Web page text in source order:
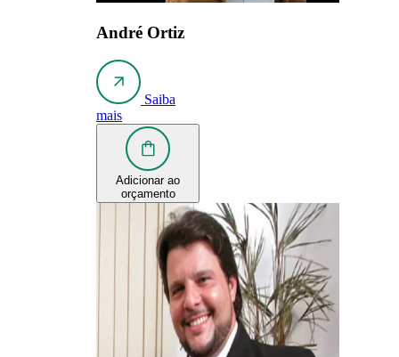
André Ortiz
Saiba
mais
Adicionar ao
orçamento